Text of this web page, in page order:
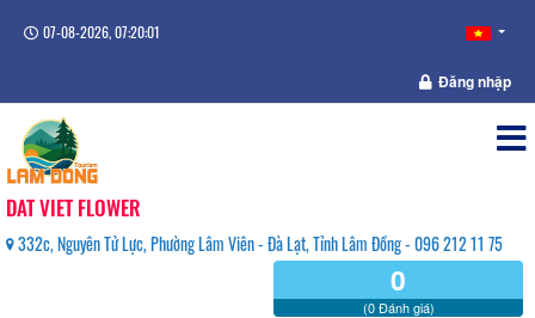
07-08-2026, 07:20:01
Đăng nhập
DAT VIET FLOWER
332c, Nguyên Tử Lực, Phường Lâm Viên - Đà Lạt, Tỉnh Lâm Đồng - 096 212 11 75
0
(0 Đánh giá)